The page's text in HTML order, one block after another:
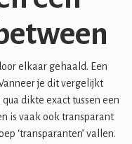
elkaar gehaald. Een
je dit vergelijkt
dikte exact tussen een
is vaak ook transparant
‘transparanten’ vallen.